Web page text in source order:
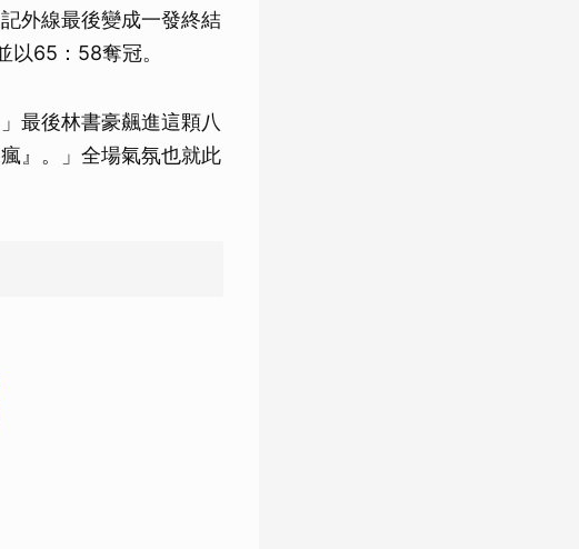
外線最後變成一發終結
以65：58奪冠。
最後林書豪飆進這顆八
』。」全場氣氛也就此